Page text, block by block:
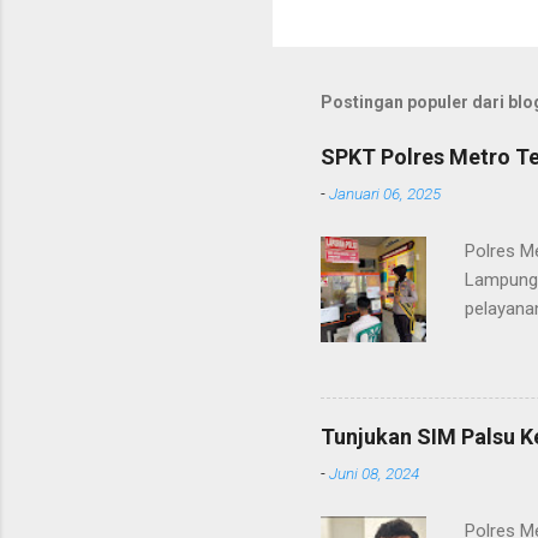
Postingan populer dari
SPKT Polres Metro
-Januari 06, 2025
Polres
Heri
Tunjukan SIM Palsu
-Juni 08, 2024
Polres